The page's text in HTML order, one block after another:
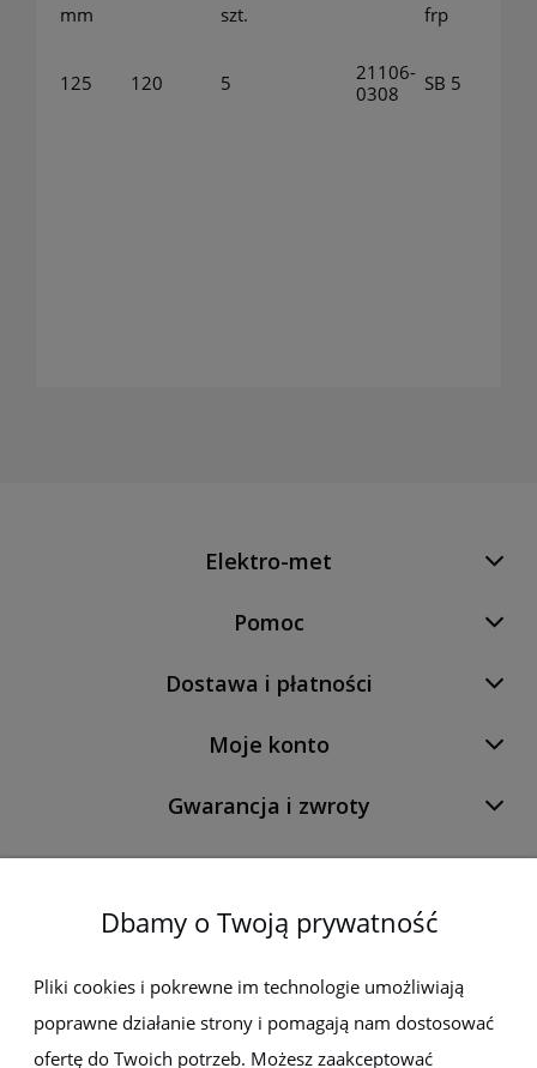
mm szt. frp
125 120 5
21106-
0308
SB 5
Elektro-met
Pomoc
Dostawa i płatności
Moje konto
Gwarancja i zwroty
O firmie
Newsletter
Zapisz się do newslettera, aby być na bieżąco z nowościami i
promocjami
Dbamy o Twoją prywatność
Pliki cookies i pokrewne im technologie umożliwiają
poprawne działanie strony i pomagają nam dostosować
ofertę do Twoich potrzeb. Możesz zaakceptować